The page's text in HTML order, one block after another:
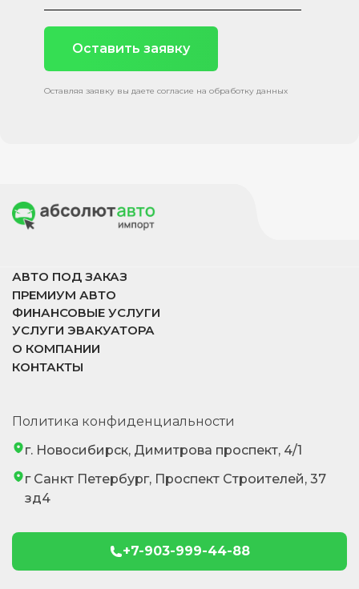
Оставить заявку
Оставляя заявку вы даете согласие на обработку данных
АВТО ПОД ЗАКАЗ
ПРЕМИУМ АВТО
ФИНАНСОВЫЕ УСЛУГИ
УСЛУГИ ЭВАКУАТОРА
О КОМПАНИИ
КОНТАКТЫ
Политика конфиденциальности
г. Новосибирск, Димитрова проспект, 4/1
г Санкт Петербург, Проспект Строителей, 37
зд4
+7-903-999-44-88